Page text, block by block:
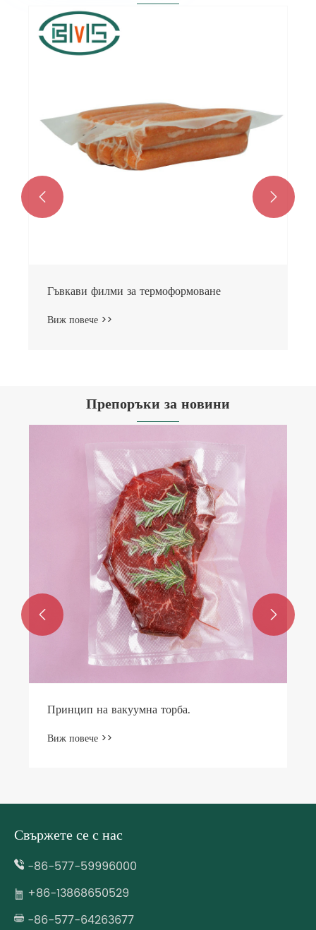
Гъвкави филми за термоформоване
Виж повече >>
 
Препоръки за новини
Принцип на вакуумна торба.
Виж повече >>
 
Свържете се с нас
-86-577-59996000
+86-13868650529
-86-577-64263677